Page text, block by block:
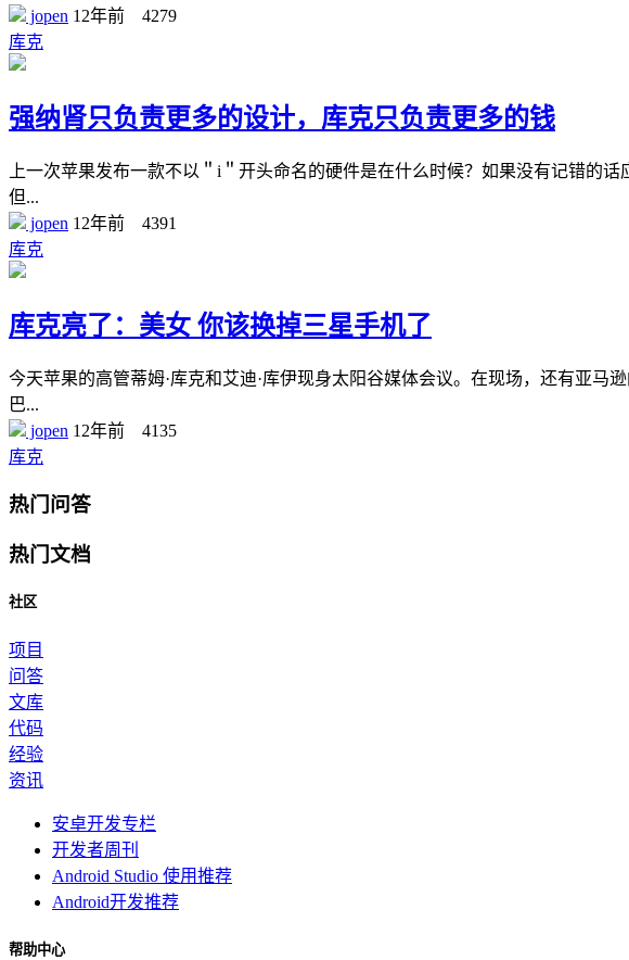
jopen 12年前
4279
库克
强纳肾只负责更多的设计，库克只负责更多的钱
上一次苹果发布一款不以＂i＂开头命名的硬件是在什么时候？如果没有记错的
但...
jopen 12年前
4391
库克
库克亮了：美女 你该换掉三星手机了
今天苹果的高管蒂姆·库克和艾迪·库伊现身太阳谷媒体会议。在现场，还有亚马
巴...
jopen 12年前
4135
库克
热门问答
热门文档
社区
项目
问答
文库
代码
经验
资讯
安卓开发专栏
开发者周刊
Android Studio 使用推荐
Android开发推荐
帮助中心